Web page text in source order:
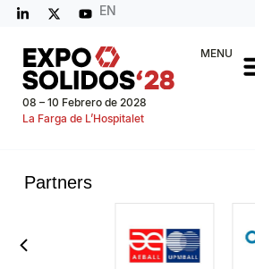
EN
08 – 10 Febrero de 2028
La Farga de L’Hospitalet
MENU
Partners